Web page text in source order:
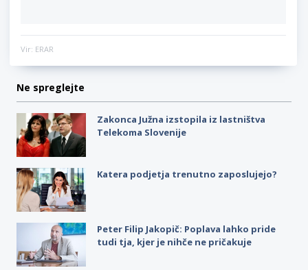
Vir: ERAR
Ne spreglejte
Zakonca Južna izstopila iz lastništva
Telekoma Slovenije
Katera podjetja trenutno zaposlujejo?
Peter Filip Jakopič: Poplava lahko pride
tudi tja, kjer je nihče ne pričakuje